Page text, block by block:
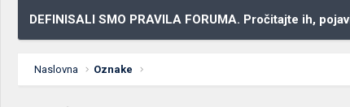
DEFINISALI SMO PRAVILA FORUMA. Pročitajte ih,
Naslovna Oznake